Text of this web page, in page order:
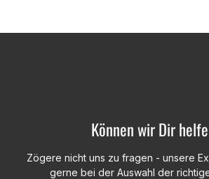
Können wir Dir
Zögere nicht uns zu fragen - unsere
gerne bei der Auswahl der